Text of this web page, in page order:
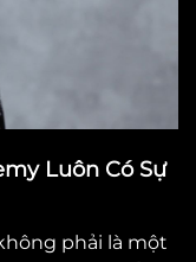
Luôn Có Sự
phải là một